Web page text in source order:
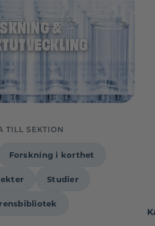
&
TILL SEKTION
Forskning i korthet
Studier